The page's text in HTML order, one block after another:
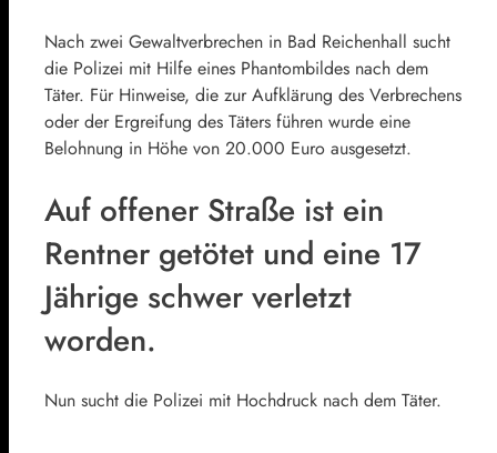
Nach zwei Gewaltverbrechen in Bad Reichenhall sucht
die Polizei mit Hilfe eines Phantombildes nach dem
Täter. Für Hinweise, die zur Aufklärung des Verbrechens
oder der Ergreifung des Täters führen wurde eine
Belohnung in Höhe von 20.000 Euro ausgesetzt.
Auf offener Straße ist ein
Rentner getötet und eine 17
Jährige schwer verletzt
worden.
Nun sucht die Polizei mit Hochdruck nach dem Täter.